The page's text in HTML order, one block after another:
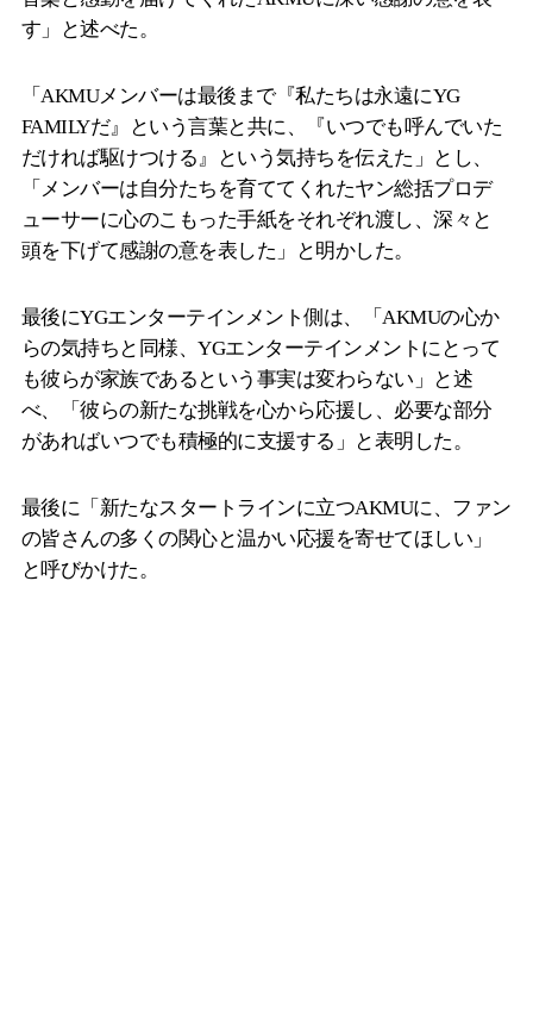
す」と述べた。
「AKMUメンバーは最後まで『私たちは永遠にYG
FAMILYだ』という言葉と共に、『いつでも呼んでいた
だければ駆けつける』という気持ちを伝えた」とし、
「メンバーは自分たちを育ててくれたヤン総括プロデ
ューサーに心のこもった手紙をそれぞれ渡し、深々と
頭を下げて感謝の意を表した」と明かした。
最後にYGエンターテインメント側は、「AKMUの心か
らの気持ちと同様、YGエンターテインメントにとって
も彼らが家族であるという事実は変わらない」と述
べ、「彼らの新たな挑戦を心から応援し、必要な部分
があればいつでも積極的に支援する」と表明した。
最後に「新たなスタートラインに立つAKMUに、ファン
の皆さんの多くの関心と温かい応援を寄せてほしい」
と呼びかけた。